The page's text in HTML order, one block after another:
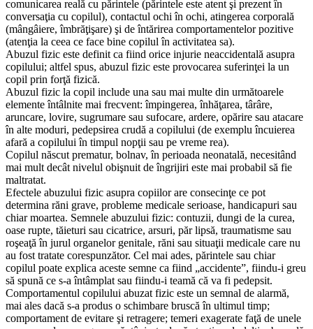
comunicarea reală cu părintele (părintele este atent şi prezent în
conversaţia cu copilul), contactul ochi în ochi, atingerea corporală
(mângâiere, îmbrăţişare) şi de întărirea comportamentelor pozitive
(atenţia la ceea ce face bine copilul în activitatea sa).
Abuzul fizic este definit ca fiind orice injurie neaccidentală asupra
copilului; altfel spus, abuzul fizic este provocarea suferinţei la un
copil prin forţă fizică.
Abuzul fizic la copil include una sau mai multe din următoarele
elemente întâlnite mai frecvent: împingerea, înhăţarea, târâre,
aruncare, lovire, sugrumare sau sufocare, ardere, opărire sau atacare
în alte moduri, pedepsirea crudă a copilului (de exemplu încuierea
afară a copilului în timpul nopţii sau pe vreme rea).
Copilul născut prematur, bolnav, în perioada neonatală, necesitând
mai mult decât nivelul obişnuit de îngrijiri este mai probabil să fie
maltratat.
Efectele abuzului fizic asupra copiilor are consecinţe ce pot
determina răni grave, probleme medicale serioase, handicapuri sau
chiar moartea. Semnele abuzului fizic: contuzii, dungi de la curea,
oase rupte, tăieturi sau cicatrice, arsuri, păr lipsă, traumatisme sau
roşeaţă în jurul organelor genitale, răni sau situaţii medicale care nu
au fost tratate corespunzător. Cel mai ades, părintele sau chiar
copilul poate explica aceste semne ca fiind „accidente”, fiindu-i greu
să spună ce s-a întâmplat sau fiindu-i teamă că va fi pedepsit.
Comportamentul copilului abuzat fizic este un semnal de alarmă,
mai ales dacă s-a produs o schimbare bruscă în ultimul timp;
comportament de evitare şi retragere; temeri exagerate faţă de unele